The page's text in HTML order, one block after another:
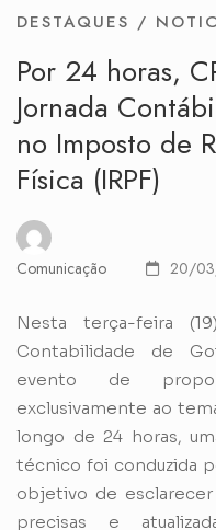
DESTAQUES /
Por 24 horas,
Jornada
no Imposto de
Física (IRPF)
Comunicação 20/
Nesta terça-feira
Contabilidade de
evento de
exclusivamente ao
longo de 24 horas,
técnico foi conduzida
objetivo de
precisas e